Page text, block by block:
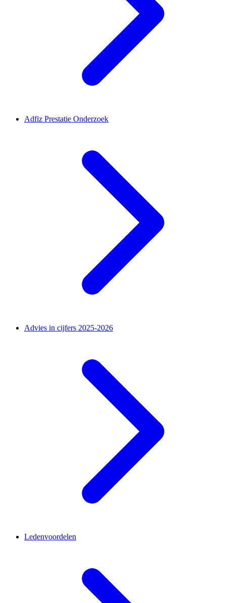
Adfiz Prestatie Onderzoek
Advies in cijfers 2025-2026
Ledenvoordelen